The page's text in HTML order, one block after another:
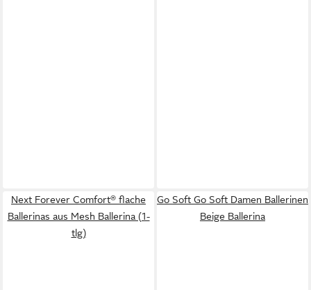
Next Forever Comfort® flache
Ballerinas aus Mesh Ballerina (1-
tlg)
Go Soft Go Soft Damen Ballerinen
Beige Ballerina